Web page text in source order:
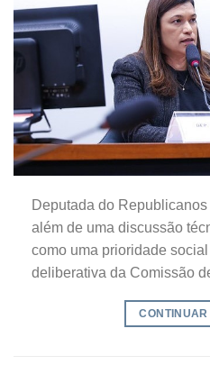
Deputada do
além de uma discussão
como uma prioridade
deliberativa da Comissão
CONTINUAR